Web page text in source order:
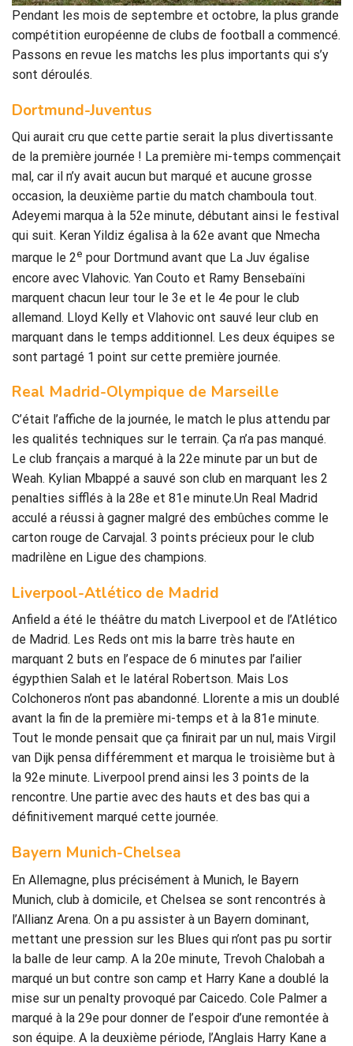
Pendant les mois de septembre et octobre, la plus grande
compétition européenne de clubs de football a commencé.
Passons en revue les matchs les plus importants qui s’y
sont déroulés.
Dortmund-Juventus
Qui aurait cru que cette partie serait la plus divertissante
de la première journée ! La première mi-temps commençait
mal, car il n’y avait aucun but marqué et aucune grosse
occasion, la deuxième partie du match chamboula tout.
Adeyemi marqua à la 52e minute, débutant ainsi le festival
qui suit. Keran Yildiz égalisa à la 62e avant que Nmecha
marque le 2e pour Dortmund avant que La Juv égalise
encore avec Vlahovic. Yan Couto et Ramy Bensebaïni
marquent chacun leur tour le 3e et le 4e pour le club
allemand. Lloyd Kelly et Vlahovic ont sauvé leur club en
marquant dans le temps additionnel. Les deux équipes se
sont partagé 1 point sur cette première journée.
Real Madrid-Olympique de Marseille
C’était l’affiche de la journée, le match le plus attendu par
les qualités techniques sur le terrain. Ça n’a pas manqué.
Le club français a marqué à la 22e minute par un but de
Weah. Kylian Mbappé a sauvé son club en marquant les 2
penalties sifflés à la 28e et 81e minute.Un Real Madrid
acculé a réussi à gagner malgré des embûches comme le
carton rouge de Carvajal. 3 points précieux pour le club
madrilène en Ligue des champions.
Liverpool-Atlético de Madrid
Anfield a été le théâtre du match Liverpool et de l’Atlético
de Madrid. Les Reds ont mis la barre très haute en
marquant 2 buts en l’espace de 6 minutes par l’ailier
égypthien Salah et le latéral Robertson. Mais Los
Colchoneros n’ont pas abandonné. Llorente a mis un doublé
avant la fin de la première mi-temps et à la 81e minute.
Tout le monde pensait que ça finirait par un nul, mais Virgil
van Dijk pensa différemment et marqua le troisième but à
la 92e minute. Liverpool prend ainsi les 3 points de la
rencontre. Une partie avec des hauts et des bas qui a
définitivement marqué cette journée.
Bayern Munich-Chelsea
En Allemagne, plus précisément à Munich, le Bayern
Munich, club à domicile, et Chelsea se sont rencontrés à
l’Allianz Arena. On a pu assister à un Bayern dominant,
mettant une pression sur les Blues qui n’ont pas pu sortir
la balle de leur camp. A la 20e minute, Trevoh Chalobah a
marqué un but contre son camp et Harry Kane a doublé la
mise sur un penalty provoqué par Caicedo. Cole Palmer a
marqué à la 29e pour donner de l’espoir d’une remontée à
son équipe. A la deuxième période, l’Anglais Harry Kane a